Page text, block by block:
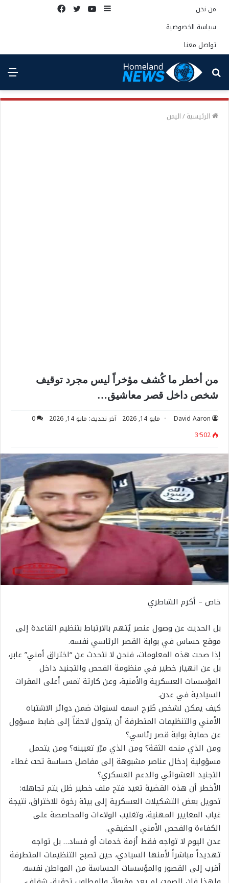
من نحن
سياسة الخصوصية
تواصل معنا
إضافة يوتيوبتويتر
بحث
عن
الرئيسية/اليمن
من أخطر ما كُشف مؤخراً ليس مجرد توقيف
شخص داخل قصر معاشيق…
David Aaron مايو 14, 2026 آخر تحديث: مايو 14, 2026
0
3٬502
خاص – أكرم الشاطري
بل الحديث عن وصول عنصر يُتهم بالارتباط بتنظيم القاعدة إلى
موقع حساس في بوابة القصر الرئاسي نفسه.
إذا صحت هذه المعلومات، فنحن لا نتحدث عن “اختراق أمني” عابر،
بل عن انهيار خطير في منظومة الفحص والتجنيد داخل
المؤسسات العسكرية والأمنية، وعن كارثة تمس أعلى المقرات
السيادية في عدن.
كيف يمكن لشخص طُرح اسمه لسنوات ضمن دوائر الاشتباه
الأمني والتنظيمات المتطرفة أن يتحول لاحقاً إلى ضابط مسؤول
عن حماية بوابة قصر رئاسي؟
ومن الذي منحه الثقة؟ ومن الذي مرّر تعيينه؟ ومن يتحمل
مسؤولية إدخال عناصر مشبوهة إلى مفاصل حساسة تحت غطاء
التجنيد العشوائي والدعم العسكري؟
الأخطر أن هذه القضية تعيد فتح ملف خطير ظل يتم تجاهله:
تحويل بعض التشكيلات العسكرية إلى بيئة رخوة للاختراق، نتيجة
غياب المعايير المهنية، وتغليب الولاءات والمحاصصة على
الكفاءة والفحص الأمني الحقيقي.
عدن اليوم لا تواجه فقط أزمة خدمات أو فساد… بل تواجه
تهديداً مباشراً لأمنها السيادي، حين تصبح التنظيمات المتطرفة
أقرب إلى القصور والمؤسسات الحساسة من المواطن نفسه.